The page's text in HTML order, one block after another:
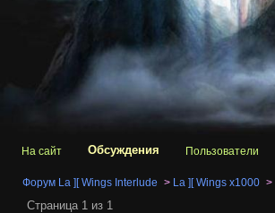
На сайт Обсуждения Пользователи
Форум La ][ Wings Interlude > La ][ Wings x1000 >
Страница 1 из 1